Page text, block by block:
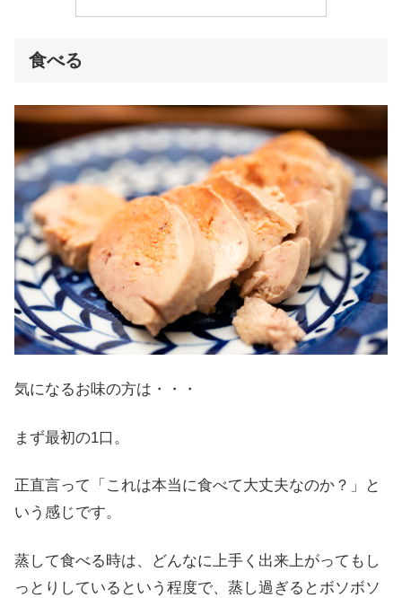
食べる
気になるお味の方は・・・
まず最初の1口。
正直言って「これは本当に食べて大丈夫なのか？」と
いう感じです。
蒸して食べる時は、どんなに上手く出来上がってもし
っとりしているという程度で、蒸し過ぎるとボソボソ